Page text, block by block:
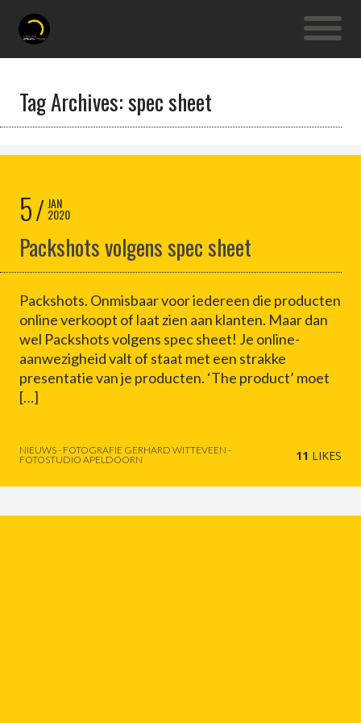
Tag Archives: spec sheet
5 JAN
2020
Packshots volgens spec sheet
Packshots. Onmisbaar voor iedereen die producten
online verkoopt of laat zien aan klanten. Maar dan
wel Packshots volgens spec sheet! Je online-
aanwezigheid valt of staat met een strakke
presentatie van je producten. ‘The product’ moet
[…]
NIEUWS - FOTOGRAFIE GERHARD WITTEVEEN -
FOTOSTUDIO APELDOORN
11 LIKES